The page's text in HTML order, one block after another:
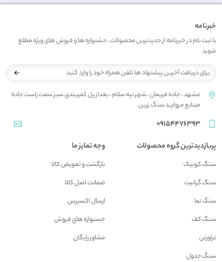
خبرنامه
با ثبت نام در خبرنامه از جدیدترین محصولات ، جشنواره ها و فروش های ویژه مطلع
شوید
مشهد ، جاده فريمان ، شهر تپه سلام ، بعداز پل کمربندي سبز سمت راست جاده
صنايع مرواريد سنگ زرين
09154476393
پربازدیدترین گروه محصولات
سنگ کوبیک
سنگ گرانیت
سنگ نما
سنگ کف
تراورتن
سنگ جدول
وجه تمایز ما
بازگشت و تعويض کالا
ضمانت اصل کالا
ارسال اکسپرس
جسنواره هاي فروش
مشاور رايگان